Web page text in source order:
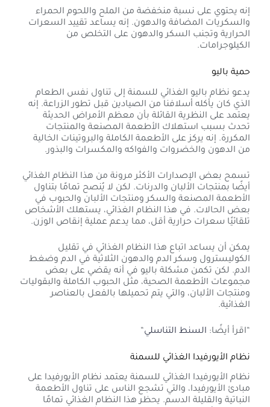
إنه يحتوي على نسبة منخفضة من الملح واللحوم الحمراء
والسكريات المضافة والدهون. إنه يساعد تقييد السعرات
الحرارية وتجنب السكر والدهون على التخلص من
الكيلوجرامات.
حمية باليو
يدعو نظام باليو الغذائي للسمنة إلى تناول نفس الطعام
الذي كان يأكله أسلافنا من الصيادين قبل تطور الزراعة. إنه
يعتمد على النظرية القائلة بأن معظم الأمراض الحديثة
تحدث بسبب استهلاك الأطعمة المصنعة والمنتجات
المكررة. إنه يركز على الأطعمة الكاملة والبروتينات الخالية
من الدهون والخضروات والفواكه والمكسرات والبذور.
تسمح بعض الإصدارات الأكثر مرونة من هذا النظام الغذائي
أيضًا بمنتجات الألبان والدرنات. لكن لا يُنصح تمامًا بتناول
الأطعمة المصنعة والسكر ومنتجات الألبان والحبوب في
بعض الحالات. في هذا النظام الغذائي، يستهلك الأشخاص
تلقائيًا سعرات حرارية أقل، مما يدعم عملية إنقاص الوزن.
يمكن أن يساعد اتباع هذا النظام الغذائي في تقليل
الكوليسترول وسكر الدم والدهون الثلاثية في الدم وضغط
الدم. لكن تكمن مشكلة باليو في أنه يقضي على بعض
مجموعات الأطعمة الصحية، مثل الحبوب الكاملة والبقوليات
ومنتجات الألبان، والتي يتم تحميلها بالفعل بالعناصر
الغذائية.
“اقرأ أيضًا: السنط التناسلي“
نظام الأيورفيدا الغذائي للسمنة
نظام الأيورفيدا الغذائي للسمنة يعتمد نظام الأيورفيدا على
مبادئ الأيورفيدا، والتي تشجع الناس على تناول الأطعمة
النباتية والقليلة الدسم. يحظر هذا النظام الغذائي تمامًا